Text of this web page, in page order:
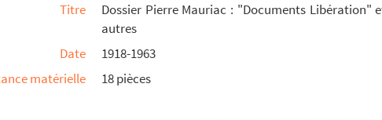
5 mars 1945
et copies de courriers et de documents témoig...
Titre
Dossier Pierre Mauriac : "Documents Libération"
autres
Date
1918-1963
matérielle
18 pièces